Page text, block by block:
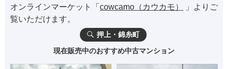
オンラインマーケット「 cowcamo（カウカモ）
」よりご
覧いただけます。
押上・錦糸町
現在販売中のおすすめ中古マンション